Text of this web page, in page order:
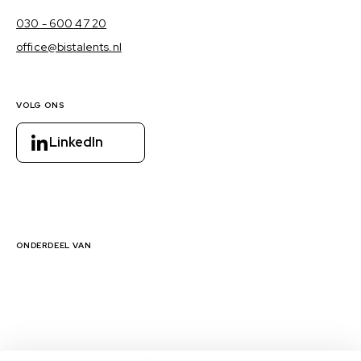
030 - 600 47 20
office@bistalents.nl
VOLG ONS
LinkedIn
ONDERDEEL VAN